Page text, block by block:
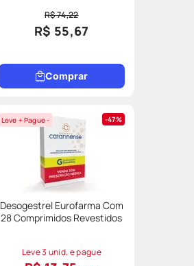
R$ 74,22
R$ 55,67
Comprar
Leve + Pague - 47%
Desogestrel Eurofarma Com
28 Comprimidos Revestidos
Leve 3 unid. e pague